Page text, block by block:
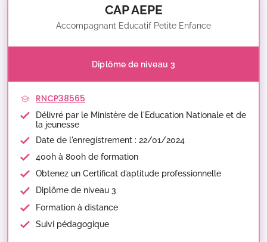
CAP AEPE
Accompagnant Educatif Petite Enfance
Diplôme de niveau 3
RNCP38565
Délivré par le Ministère de l'Education Nationale et de
la jeunesse
Date de l'enregistrement : 22/01/2024
400h à 800h de formation
Obtenez un Certificat d’aptitude professionnelle
Diplôme de niveau 3
Formation à distance
Suivi pédagogique